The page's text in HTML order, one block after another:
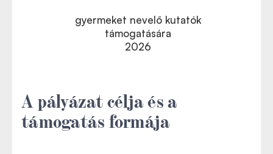
gyermeket nevelő kutatók
támogatására
2026
A pályázat célja és a
támogatás formája